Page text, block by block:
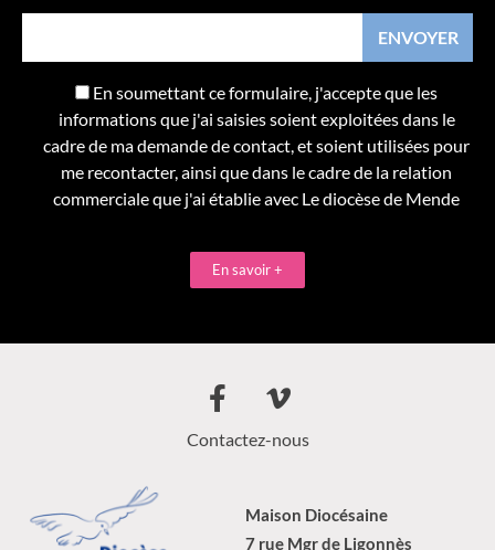
En soumettant ce formulaire, j'accepte que les
informations que j'ai saisies soient exploitées dans le
cadre de ma demande de contact, et soient utilisées pour
me recontacter, ainsi que dans le cadre de la relation
commerciale que j'ai établie avec Le diocèse de Mende
En savoir +
Contactez-nous
Maison Diocésaine
7 rue Mgr de Ligonnès